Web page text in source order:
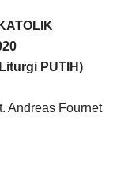
PUTIH)
Andreas Fournet